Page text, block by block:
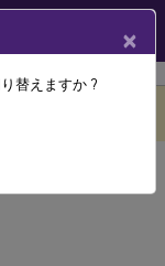
ンター バ
仮想化環
×
替えますか ?